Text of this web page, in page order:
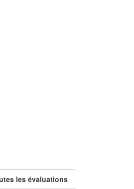
les évaluations